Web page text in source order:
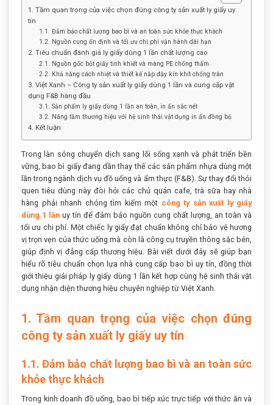
1. Tầm quan trọng của việc chọn đúng công ty sản xuất ly giấy uy
tín
1.1. Đảm bảo chất lượng bao bì và an toàn sức khỏe thực khách
1.2. Nguồn cung ổn định và tối ưu chi phí vận hành dài hạn
2. Tiêu chuẩn đánh giá ly giấy dùng 1 lần chất lượng cao
2.1. Nguồn gốc bột giấy tinh khiết và màng PE chống thấm
2.2. Khả năng cách nhiệt và thiết kế nắp đậy kín khít chống tràn
3. Việt Xanh – Công ty sản xuất ly giấy dùng 1 lần và cung cấp vật
dụng F&B hàng đầu
3.1. Sản phẩm ly giấy dùng 1 lần an toàn, in ấn sắc nét
3.2. Nâng tầm thương hiệu với hệ sinh thái vật dụng in ấn đồng bộ
4. Kết luận
Trong làn sóng chuyển dịch sang lối sống xanh và phát triển bền
vững, bao bì giấy đang dần thay thế các sản phẩm nhựa dùng một
lần trong ngành dịch vụ đồ uống và ẩm thực (F&B). Sự thay đổi thói
quen tiêu dùng này đòi hỏi các chủ quán cafe, trà sữa hay nhà
hàng phải nhanh chóng tìm kiếm một công ty sản xuất ly giấy
dùng 1 lần uy tín để đảm bảo nguồn cung chất lượng, an toàn và
tối ưu chi phí. Một chiếc ly giấy đạt chuẩn không chỉ bảo vệ hương
vị trọn vẹn của thức uống mà còn là công cụ truyền thông sắc bén,
giúp định vị đẳng cấp thương hiệu. Bài viết dưới đây sẽ giúp bạn
hiểu rõ tiêu chuẩn chọn lựa nhà cung cấp bao bì uy tín, đồng thời
giới thiệu giải pháp ly giấy dùng 1 lần kết hợp cùng hệ sinh thái vật
dụng nhận diện thương hiệu chuyên nghiệp từ Việt Xanh.
1. Tầm quan trọng của việc chọn đúng
công ty sản xuất ly giấy uy tín
1.1. Đảm bảo chất lượng bao bì và an toàn sức
khỏe thực khách
Trong kinh doanh đồ uống, bao bì tiếp xúc trực tiếp với thức ăn và